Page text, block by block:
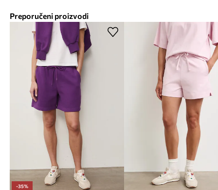
Preporučeni proizvodi
-35%